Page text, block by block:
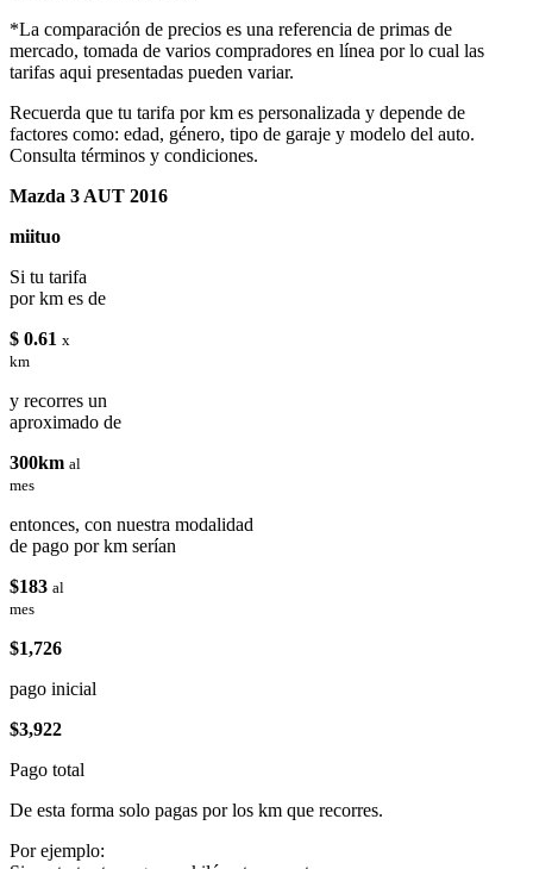
*La comparación de precios es una referencia de primas de
mercado, tomada de varios compradores en línea por lo cual las
tarifas aqui presentadas pueden variar.
Recuerda que tu tarifa por km es personalizada y depende de
factores como: edad, género, tipo de garaje y modelo del auto.
Consulta términos y condiciones.
Mazda 3 AUT 2016
miituo
Si tu tarifa
por km es de
$ 0.61 x
km
y recorres un
aproximado de
300km al
mes
entonces, con nuestra modalidad
de pago por km serían
$183 al
mes
$1,726
pago inicial
$3,922
Pago total
De esta forma solo pagas por los km que recorres.
Por ejemplo: